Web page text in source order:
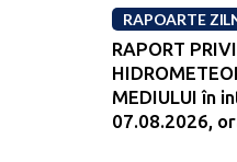
RAPOARTE
RAPORT
MEDIULUI în
07.08.2026,